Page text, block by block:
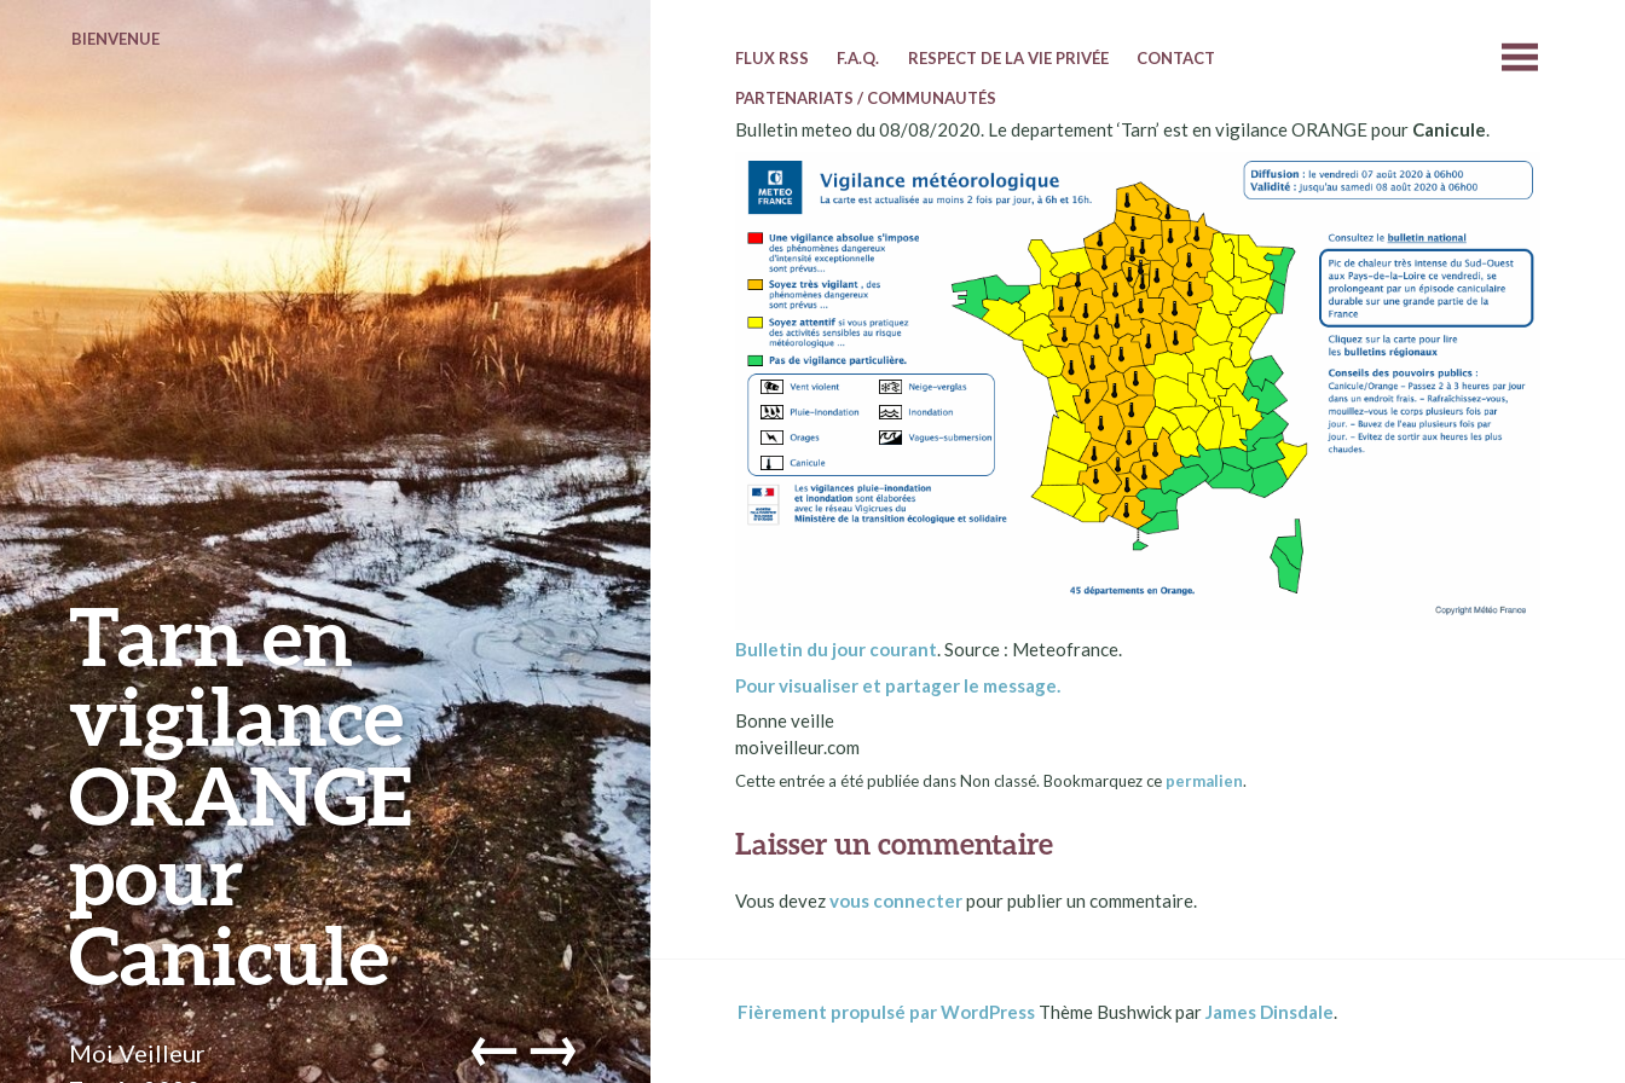
Tarn en
vigilance
ORANGE
pour
Canicule
Moi Veilleur
←→
BIENVENUE
FLUX RSS
F.A.Q. RESPECT DE LA VIE PRIVÉE CONTACT
PARTENARIATS / COMMUNAUTÉS
Bulletin meteo du 08/08/2020. Le departement ‘Tarn’ est en vigilance ORANGE pour Canicule.
Bulletin du jour courant. Source : Meteofrance.
Pour visualiser et partager le message.
Bonne veille
moiveilleur.com
Cette entrée a été publiée dans Non classé. Bookmarquez ce permalien.
Laisser un commentaire
Vous devezvous connecterpour publier un commentaire.
Fièrement propulsé par WordPressThème Bushwick parJames Dinsdale.